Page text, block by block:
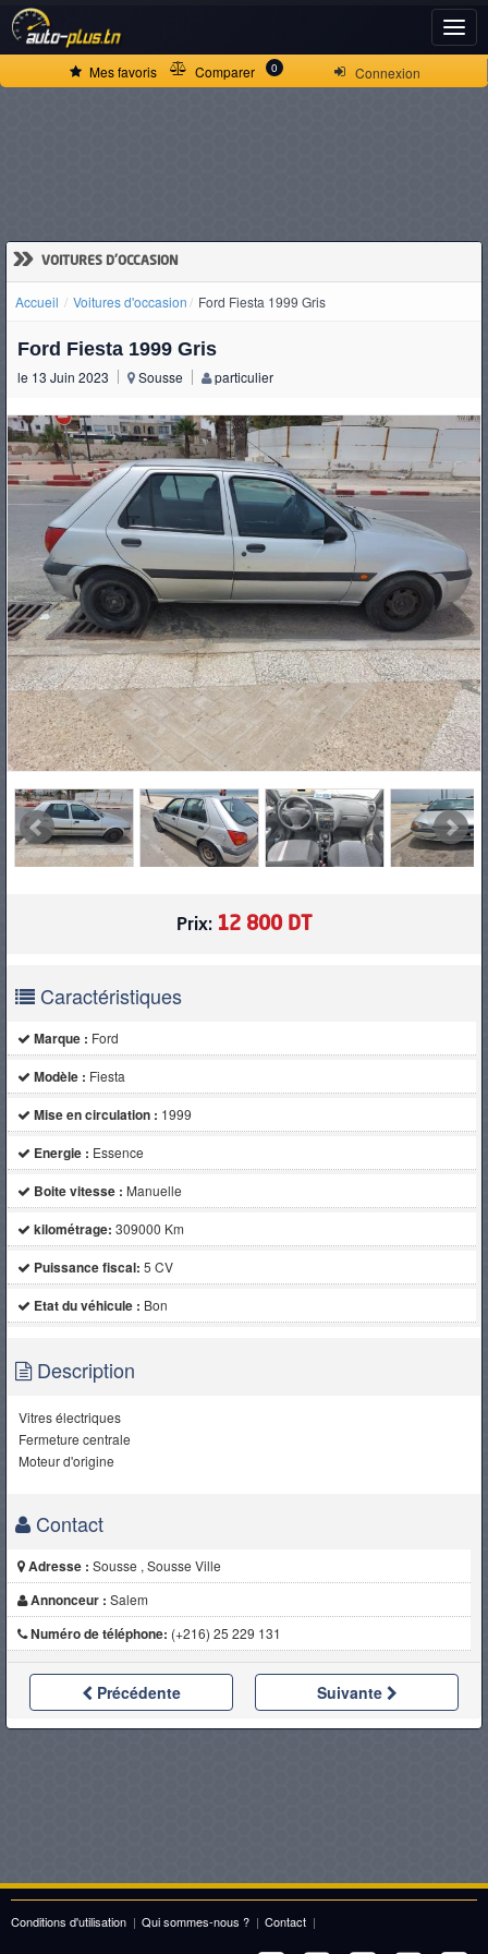
Connexion
Mes favoris Comparer 0
» VOITURES D'OCCASION
Accueil Voitures d'occasion Ford Fiesta 1999 Gris
Ford Fiesta 1999 Gris
le 13 Juin 2023 Sousse particulier
Prix: 12 800 DT
Caractéristiques
Marque : Ford
Modèle : Fiesta
Mise en circulation : 1999
Energie : Essence
Boite vitesse : Manuelle
kilométrage: 309000 Km
Puissance fiscal: 5 CV
Etat du véhicule : Bon
Description
Vitres électriques
Fermeture centrale
Moteur d'origine
Contact
Adresse : Sousse , Sousse Ville
Annonceur : Salem
Numéro de téléphone: (+216) 25 229 131
Précédente Suivante
Conditions d'utilisation | Qui sommes-nous ? | Contact |
ACCUEIL
D'OCCASION
CAMIONS
PNEUS